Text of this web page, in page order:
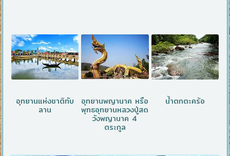
อุทยานแห่งชาติทับ
ลาน
อุทยานพญานาค หรือ
พุทธอุทยานหลวงปู่สด
วังพญานาค 4
ตระกูล
น้ำตกตะคร้อ